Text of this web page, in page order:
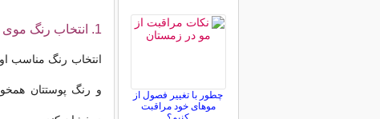
1. انتخاب رنگ موی مناسب؛ پایه‌ای‌ترین قدم برای درخشندگی
انتخاب رنگ مناسب
و رنگ پوستتان
چطور با تغییر فصول از
موهای خود مراقبت